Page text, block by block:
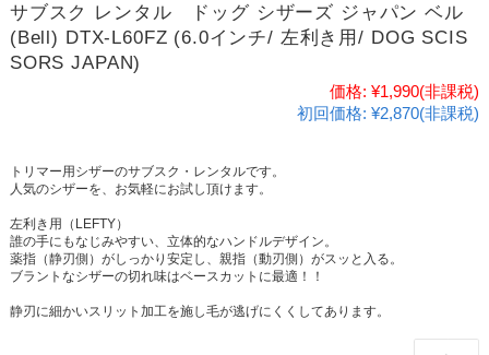
サブスク レンタル ドッグ シザーズ ジャパン ベル
(Bell) DTX-L60FZ (6.0インチ/ 左利き用/ DOG SCIS
SORS JAPAN)
価格: ¥1,990(非課税)
初回価格: ¥2,870(非課税)
トリマー用シザーのサブスク・レンタルです。
人気のシザーを、お気軽にお試し頂けます。
左利き用（LEFTY）
誰の手にもなじみやすい、立体的なハンドルデザイン。
薬指（静刃側）がしっかり安定し、親指（動刃側）がスッと入る。
ブラントなシザーの切れ味はベースカットに最適！！
静刃に細かいスリット加工を施し毛が逃げにくくしてあります。